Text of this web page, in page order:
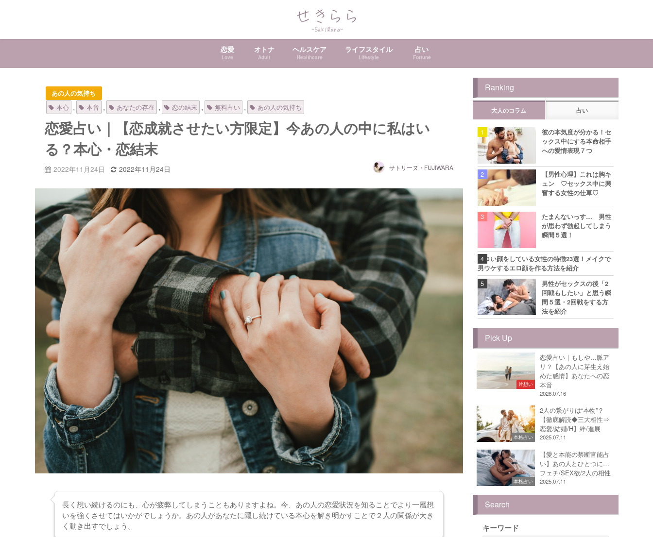
恋愛
Love
オトナ
Adult
ヘルスケア
Healthcare
ライフスタイル
Lifestyle
占い
Fortune
あの人の気持ち
本心 , 本音 , あなたの存在 , 恋の結末 , 無料占い , あの人の気持ち
恋愛占い｜【恋成就させたい方限定】今あの人の中に私はい
る？本心・恋結末
2022年11月24日 2022年11月24日 サトリーヌ・FUJIWARA
長く想い続けるのにも、心が疲弊してしまうこともありますよね。今、あの人の恋愛状況を知ることでより一層想
いを強くさせてはいかがでしょうか。あの人があなたに隠し続けている本心を解き明かすことで２人の関係が大き
く動き出すでしょう。
Ranking
大人のコラム 占い
彼の本気度が分かる！セ
ックス中にする本命相手
への愛情表現７つ
【男性心理】これは胸キ
ュン ♡セックス中に興
奮する女性の仕草♡
たまんないっす… 男性
が思わず勃起してしまう
瞬間５選！
エロい顔をしている女性の特徴23選！メイクで
男ウケするエロ顔を作る方法を紹介
男性がセックスの後「2
回戦もしたい」と思う瞬
間５選・2回戦をする方
法を紹介
Pick Up
片想い
恋愛占い｜もしや…脈ア
リ？【あの人に芽生え始
めた感情】あなたへの恋
本音
2026.07.16
本格占い
2人の繋がりは“本物”？
【徹底解読◆三大相性⇒
恋愛/結婚/H】絆/進展
2025.07.11
本格占い
【愛と本能の禁断官能占
い】あの人とひとつに…
フェチ/SEX欲/2人の相性
2025.07.11
Search
キーワード